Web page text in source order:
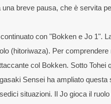
una breve pausa, che è servita
con "Bokken e Jo 1".
(hitoriwaza). Per
col Bokken. Sotto Tohei
Sensei ha ampliato questa
situazioni. Il Jo gioca il